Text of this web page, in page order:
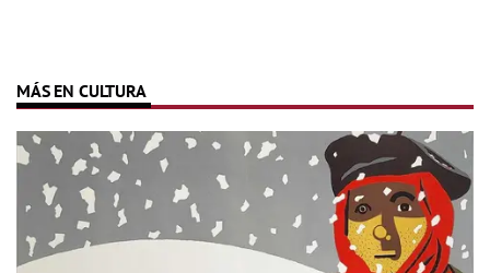
MÁS EN CULTURA